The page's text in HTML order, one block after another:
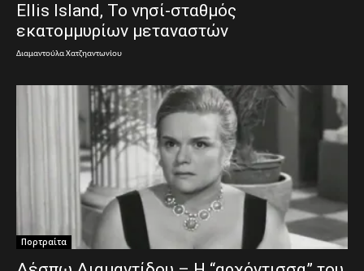
Ellis Island, Το νησί-σταθμός
εκατομμυρίων μεταναστών
Διαμαντούλα Χατζηαντωνίου
Πορτραίτα